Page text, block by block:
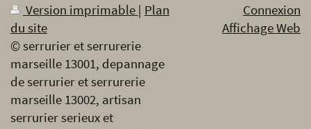
Version imprimable | Plan
du site
© serrurier et serrurerie
marseille 13001, depannage
de serrurier et serrurerie
marseille 13002, artisan
serrurier serieux et
Connexion
Affichage Web